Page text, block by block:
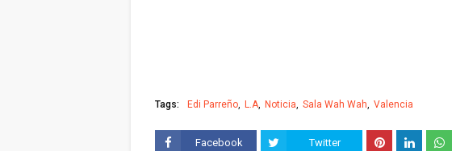
Tags: Edi Parreño L.A Noticia Sala Wah Wah Valencia
Facebook Twitter